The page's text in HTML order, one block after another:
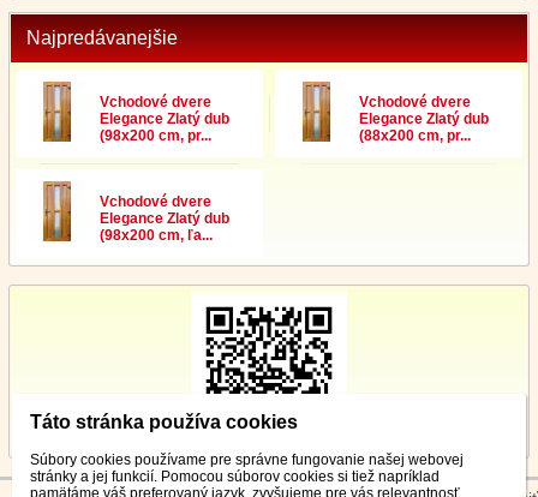
Najpredávanejšie
Vchodové dvere
Elegance Zlatý dub
(98x200 cm, pr...
Vchodové dvere
Elegance Zlatý dub
(88x200 cm, pr...
Vchodové dvere
Elegance Zlatý dub
(98x200 cm, ľa...
Táto stránka používa cookies
Súbory cookies používame pre správne fungovanie našej webovej
stránky a jej funkcií. Pomocou súborov cookies si tiež napríklad
pamätáme váš preferovaný jazyk, zvyšujeme pre vás relevantnosť